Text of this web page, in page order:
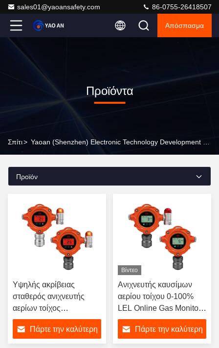
sales01@yaoansafety.com 86-0755-26418507
Απόσπασμα
Προϊόντα
Σπίτι>
Προϊόν
Υψηλής ακρίβειας
σταθερός ανιχνευτής
αερίων τοίχος
τοποθετημένος
ανιχνευτής αερίου
αμμωνίας με πίνακα
Πάρτε την καλύτερη
Βίντεο
Ανιχνευτής καυσίμων
αερίου τοίχου 0-100%
LEL Online Gas Monitor
Ανιχνευτής διαρροής
αερίου ΥΦΑ
Πάρτε την καλύτερη